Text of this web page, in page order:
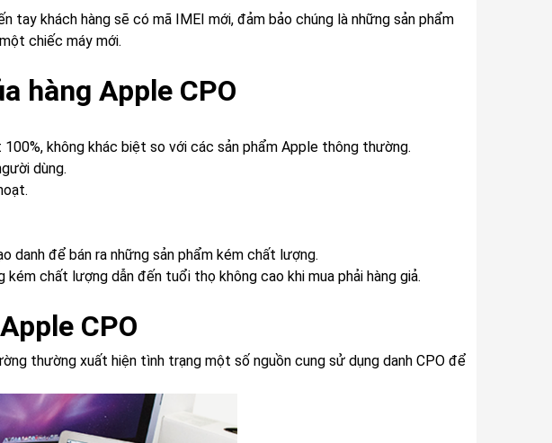
tay khách hàng sẽ có mã IMEI mới, đảm bảo chúng là những sản phẩm
chiếc máy mới.
hàng Apple CPO
không khác biệt so với các sản phẩm Apple thông thường.
dùng.
danh để bán ra những sản phẩm kém chất lượng.
kém chất lượng dẫn đến tuổi thọ không cao khi mua phải hàng giả.
CPO
thường xuất hiện tình trạng một số nguồn cung sử dụng danh CPO để